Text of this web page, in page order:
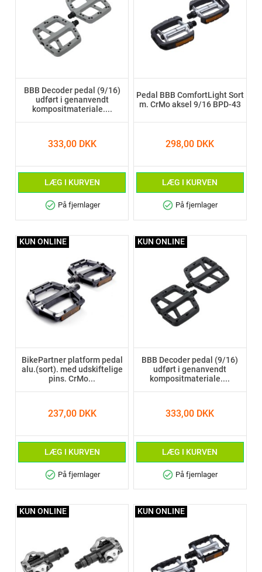
BBB Decoder pedal (9/16)
udført i genanvendt
kompositmateriale....
333,00 DKK
LÆG I KURVEN
check_circle På fjernlager
Pedal BBB ComfortLight Sort
m. CrMo aksel 9/16 BPD-43
298,00 DKK
LÆG I KURVEN
check_circle På fjernlager
BikePartner platform pedal
alu.(sort). med udskiftelige
pins. CrMo...
237,00 DKK
LÆG I KURVEN
check_circle På fjernlager
KUN ONLINE
BBB Decoder pedal (9/16)
udført i genanvendt
kompositmateriale....
333,00 DKK
LÆG I KURVEN
check_circle På fjernlager
KUN ONLINE
KUN ONLINE KUN ONLINE